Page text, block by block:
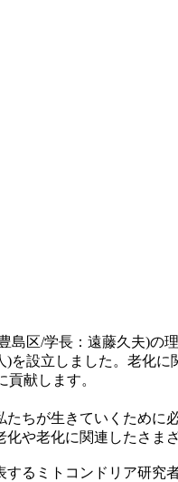
島区/学長：遠藤久夫)の
)を設立しました。老化
貢献します。
たちが生きていくため
化や老化に関連したさま
するミトコンドリア研究